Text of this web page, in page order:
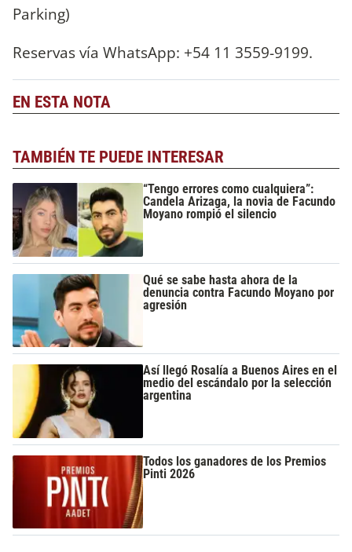
Parking)
Reservas vía WhatsApp: +54 11 3559-9199.
EN ESTA NOTA
TAMBIÉN TE PUEDE INTERESAR
“Tengo errores como cualquiera”:
Candela Arizaga, la novia de Facundo
Moyano rompió el silencio
Qué se sabe hasta ahora de la
denuncia contra Facundo Moyano por
agresión
Así llegó Rosalía a Buenos Aires en el
medio del escándalo por la selección
argentina
Todos los ganadores de los Premios
Pinti 2026